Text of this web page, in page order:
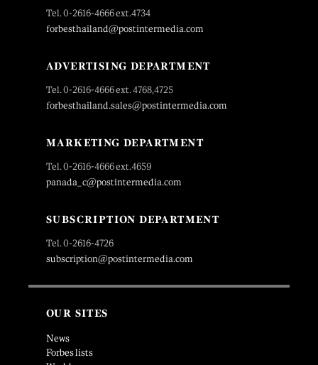
Tel. 0-2616-4666 ext.4734
forbesthailand@postintermedia.com
ADVERTISING DEPARTMENT
Tel. 0-2616-4666 ext. 4768,4725
forbesthailand.sales@postintermedia.com
MARKETING DEPARTMENT
Tel. 0-2616-4666 ext.4659
panada_c@postintermedia.com
SUBSCRIPTION DEPARTMENT
Tel. 0-2616-4726
subscription@postintermedia.com
OUR SITES
News
Forbes lists